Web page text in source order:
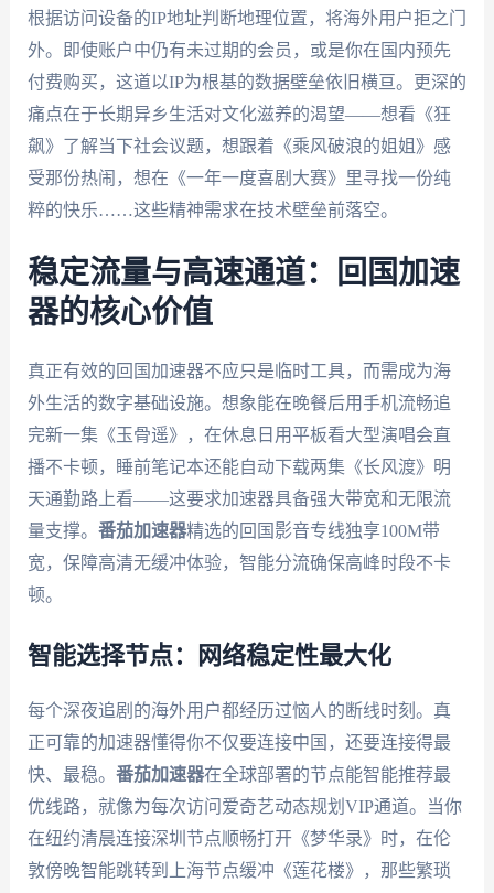
根据访问设备的IP地址判断地理位置，将海外用户拒之门
外。即使账户中仍有未过期的会员，或是你在国内预先
付费购买，这道以IP为根基的数据壁垒依旧横亘。更深的
痛点在于长期异乡生活对文化滋养的渴望——想看《狂
飙》了解当下社会议题，想跟着《乘风破浪的姐姐》感
受那份热闹，想在《一年一度喜剧大赛》里寻找一份纯
粹的快乐……这些精神需求在技术壁垒前落空。
稳定流量与高速通道：回国加速
器的核心价值
真正有效的回国加速器不应只是临时工具，而需成为海
外生活的数字基础设施。想象能在晚餐后用手机流畅追
完新一集《玉骨遥》，在休息日用平板看大型演唱会直
播不卡顿，睡前笔记本还能自动下载两集《长风渡》明
天通勤路上看——这要求加速器具备强大带宽和无限流
量支撑。 番茄加速器精选的回国影音专线独享100M带
宽，保障高清无缓冲体验，智能分流确保高峰时段不卡
顿。
智能选择节点：网络稳定性最大化
每个深夜追剧的海外用户都经历过恼人的断线时刻。真
正可靠的加速器懂得你不仅要连接中国，还要连接得最
快、最稳。 番茄加速器在全球部署的节点能智能推荐最
优线路，就像为每次访问爱奇艺动态规划VIP通道。当你
在纽约清晨连接深圳节点顺畅打开《梦华录》时，在伦
敦傍晚智能跳转到上海节点缓冲《莲花楼》，那些繁琐